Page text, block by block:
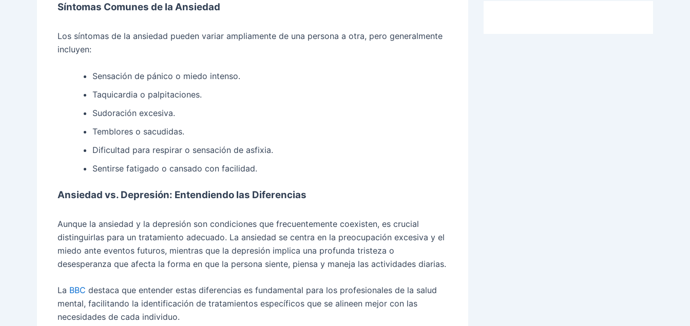
Síntomas Comunes de la Ansiedad
Los síntomas de la ansiedad pueden variar ampliamente de una persona a otra, pero generalmente
incluyen:
Sensación de pánico o miedo intenso.
Taquicardia o palpitaciones.
Sudoración excesiva.
Temblores o sacudidas.
Dificultad para respirar o sensación de asfixia.
Sentirse fatigado o cansado con facilidad.
Ansiedad vs. Depresión: Entendiendo las Diferencias
Aunque la ansiedad y la depresión son condiciones que frecuentemente coexisten, es crucial
distinguirlas para un tratamiento adecuado. La ansiedad se centra en la preocupación excesiva y el
miedo ante eventos futuros, mientras que la depresión implica una profunda tristeza o
desesperanza que afecta la forma en que la persona siente, piensa y maneja las actividades diarias.
La BBC destaca que entender estas diferencias es fundamental para los profesionales de la salud
mental, facilitando la identificación de tratamientos específicos que se alineen mejor con las
necesidades de cada individuo.